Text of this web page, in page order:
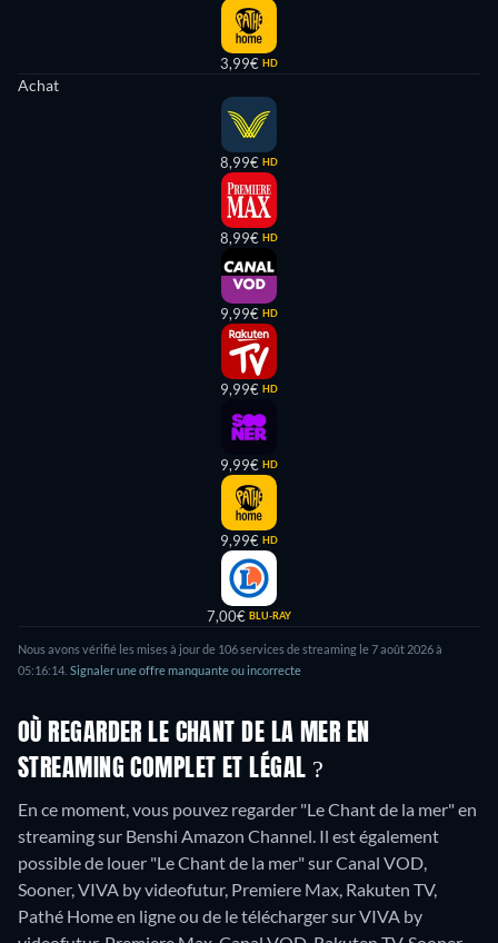
3,99€ HD
Achat
8,99€ HD
8,99€ HD
9,99€ HD
9,99€ HD
9,99€ HD
9,99€ HD
7,00€ BLU-RAY
Nous avons vérifié les mises à jour de 106services de streaming le7 août 2026à
05:16:14 Signaler une offre manquante ou incorrecte
OÙ REGARDER LE CHANT DE LA MER EN
STREAMING COMPLET ET LÉGAL ?
En ce moment, vous pouvez regarder "Le Chant de la mer" en
streaming sur Benshi Amazon Channel. Il est également
possible de louer "Le Chant de la mer" sur Canal VOD,
Sooner, VIVA by videofutur, Premiere Max, Rakuten TV,
Pathé Home en ligne ou de le télécharger sur VIVA by